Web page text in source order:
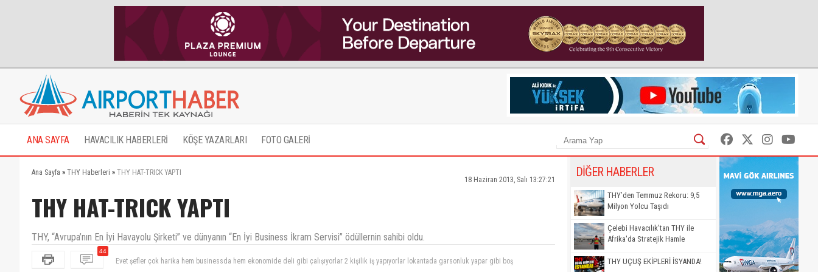
ANA SAYFA HAVACILIK HABERLERİ KÖŞE YAZARLARI FOTO GALERİ
Ana Sayfa » THY Haberleri » THY HAT-TRICK YAPTI
18 Haziran 2013, Salı 13:27:21
THY HAT-TRICK YAPTI
THY, “Avrupa’nın En İyi Havayolu Şirketi” ve dünyanın “En İyi Business İkram Servisi” ödüllernin sahibi oldu.
44
Best cabin crew odulu almamiz imkansiz,birincisi hosteslerin buyuk cogunlugu erkek bu degismeli,ikincisi hostes arkadaslar fazla ukala ve
DİĞER HABERLER
THY’den Temmuz Rekoru: 9,5
Milyon Yolcu Taşıdı
Çelebi Havacılık'tan THY ile
Afrika'da Stratejik Hamle
THY UÇUŞ EKİPLERİ İSYANDA!